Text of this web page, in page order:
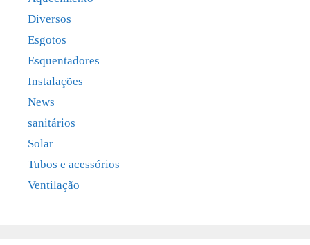
Diversos
Esgotos
Esquentadores
Instalações
News
sanitários
Solar
Tubos e acessórios
Ventilação